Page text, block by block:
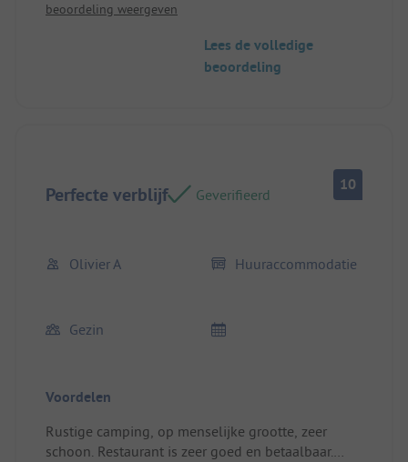
beoordeling weergeven
Lees de volledige
beoordeling
Perfecte verblijf Geverifieerd
10
Olivier A Huuraccommodatie
Gezin
Voordelen
Rustige camping, op menselijke grootte, zeer
schoon. Restaurant is zeer goed en betaalbaar.